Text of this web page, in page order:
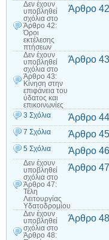
Δεν έχουν
υποβληθεί
σχόλια στο
Άρθρο 42:
Όροι
εκτέλεσης
πτήσεων
Άρθρο
Δεν έχουν
υποβληθεί
σχόλια στο
Άρθρο 43:
Κίνηση στην
επιφάνεια του
ύδατος και
επικοινωνίες
Άρθρο
3 Σχόλια Άρθρο
7 Σχόλια Άρθρο
5 Σχόλια Άρθρο
Δεν έχουν
υποβληθεί
σχόλια στο
Άρθρο 47:
Τέλη
Λειτουργίας
Υδατοδρομίου
Άρθρο
Δεν έχουν
υποβληθεί
σχόλια στο
Άρθρο 48:
Άρθρο